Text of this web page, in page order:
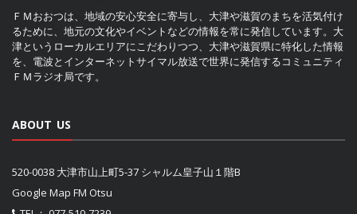
ＦＭおおつは、地域の安心安全に寄与し、大津や滋賀のまちを活気付け
るために、地元の文化やイベントなどの情報を常に発信しています。大
津というローカルエリアにこだわりつつ、大津や滋賀県に特化した情報
を、電波とインターネットサイマル放送で世界に発信するコミュニティ
ＦＭラジオ局です。
ABOUT US
520-0038 大津市山上町5-37 シャルム皇子山１階B
Google Map FM Otsu